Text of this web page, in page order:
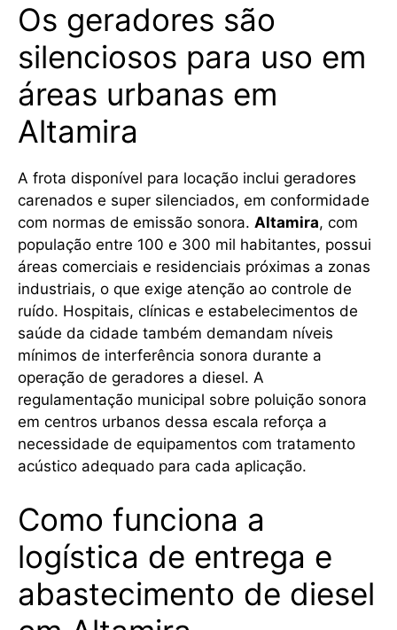
Os geradores são
silenciosos para uso em
áreas urbanas em
Altamira
A frota disponível para locação inclui geradores
carenados e super silenciados, em conformidade
com normas de emissão sonora. Altamira, com
população entre 100 e 300 mil habitantes, possui
áreas comerciais e residenciais próximas a zonas
industriais, o que exige atenção ao controle de
ruído. Hospitais, clínicas e estabelecimentos de
saúde da cidade também demandam níveis
mínimos de interferência sonora durante a
operação de geradores a diesel. A
regulamentação municipal sobre poluição sonora
em centros urbanos dessa escala reforça a
necessidade de equipamentos com tratamento
acústico adequado para cada aplicação.
Como funciona a
logística de entrega e
abastecimento de diesel